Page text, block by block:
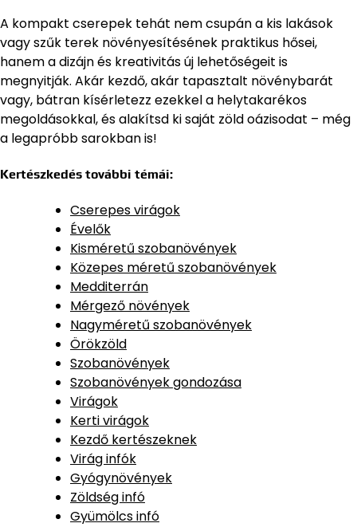
A kompakt cserepek tehát nem csupán a kis lakások
vagy szűk terek növényesítésének praktikus hősei,
hanem a dizájn és kreativitás új lehetőségeit is
megnyitják. Akár kezdő, akár tapasztalt növénybarát
vagy, bátran kísérletezz ezekkel a helytakarékos
megoldásokkal, és alakítsd ki saját zöld oázisodat – még
a legapróbb sarokban is!
Kertészkedés további témái:
Cserepes virágok
Évelők
Kisméretű szobanövények
Közepes méretű szobanövények
Medditerrán
Mérgező növények
Nagyméretű szobanövények
Örökzöld
Szobanövények
Szobanövények gondozása
Virágok
Kerti virágok
Kezdő kertészeknek
Virág infók
Gyógynövények
Zöldség infó
Gyümölcs infó